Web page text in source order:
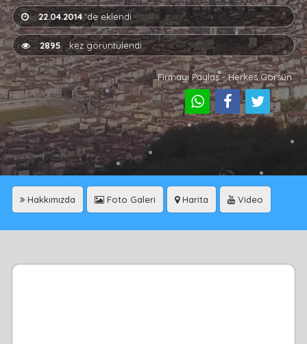
22.04.2014'de eklendi
2895 kez görüntülendi
Firmayı Paylaş - Herkes Görsün
Hakkımızda Foto Galeri Harita Video